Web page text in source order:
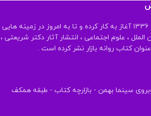
انتشارات چاپخش از سال ۱۳۳۶ آغاز به کار کرده و تا به امروز در زمینه هایی
، علوم اجتماعی ، انتشار آثار دکتر شریعتی ،
سینما بهمن - بازارچه کتاب - طبقه همکف